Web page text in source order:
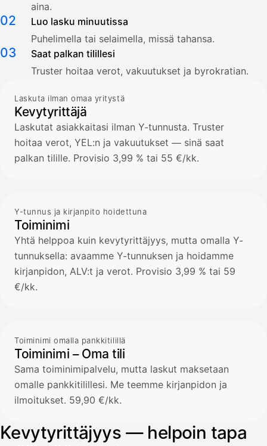
aina.
02
Luo lasku minuutissa
Puhelimella tai selaimella, missä tahansa.
03
Saat palkan tilillesi
Truster hoitaa verot, vakuutukset ja byrokratian.
Laskuta ilman omaa yritystä
Kevytyrittäjä
Laskutat asiakkaitasi ilman Y-tunnusta. Truster
hoitaa verot, YEL:n ja vakuutukset — sinä saat
palkan tilille. Provisio 3,99 % tai 55 €/kk.
Y-tunnus ja kirjanpito hoidettuna
Toiminimi
Yhtä helppoa kuin kevytyrittäjyys, mutta omalla Y-
tunnuksella: avaamme Y-tunnuksen ja hoidamme
kirjanpidon, ALV:t ja verot. Provisio 3,99 % tai 59
€/kk.
Toiminimi omalla pankkitilillä
Toiminimi – Oma tili
Sama toiminimipalvelu, mutta laskut maksetaan
omalle pankkitilillesi. Me teemme kirjanpidon ja
ilmoitukset. 59,90 €/kk.
Kevytyrittäjyys — helpoin tapa